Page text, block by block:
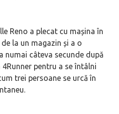
Reno a plecat cu mașina în
la un magazin și a o
numai câteva secunde după
pentru a se întâlni
trei persoane se urcă în